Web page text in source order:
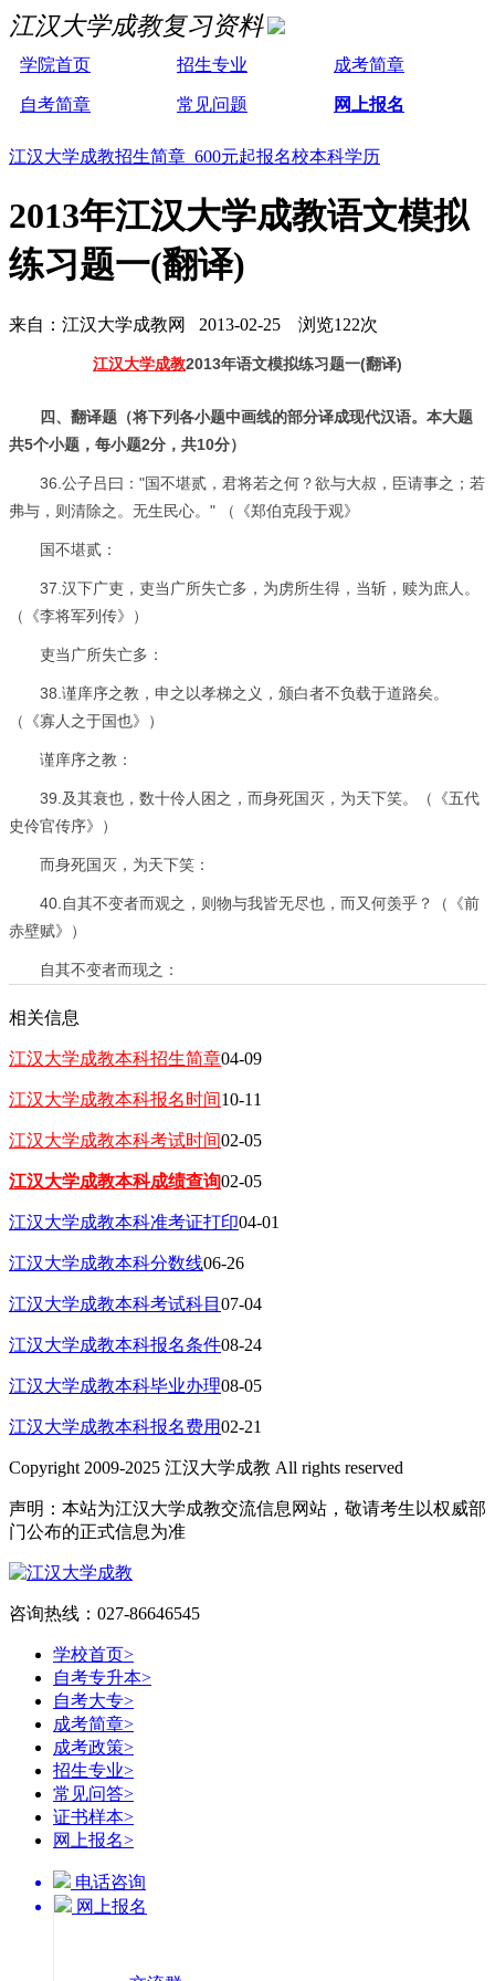
江汉大学成教复习资料
学院首页 招生专业 成考简章
自考简章 常见问题 网上报名
江汉大学成教招生简章 600元起报名校本科学历
2013年江汉大学成教语文模拟
练习题一(翻译)
来自：江汉大学成教网 2013-02-25 浏览122次
江汉大学成教2013年语文模拟练习题一(翻译)
四、翻译题（将下列各小题中画线的部分译成现代汉语。本大题
共5个小题，每小题2分，共10分）
36.公子吕曰："国不堪贰，君将若之何？欲与大叔，臣请事之；若
弗与，则清除之。无生民心。" （《郑伯克段于观》
国不堪贰：
37.汉下广吏，吏当广所失亡多，为虏所生得，当斩，赎为庶人。
（《李将军列传》）
吏当广所失亡多：
38.谨庠序之教，申之以孝梯之义，颁白者不负载于道路矣。
（《寡人之于国也》）
谨庠序之教：
39.及其衰也，数十伶人困之，而身死国灭，为天下笑。（《五代
史伶官传序》）
而身死国灭，为天下笑：
40.自其不变者而观之，则物与我皆无尽也，而又何羡乎？（《前
赤壁赋》）
自其不变者而现之：
相关信息
江汉大学成教本科招生简章04-09
江汉大学成教本科报名时间10-11
江汉大学成教本科考试时间02-05
江汉大学成教本科成绩查询02-05
江汉大学成教本科准考证打印04-01
江汉大学成教本科分数线06-26
江汉大学成教本科考试科目 07-04
江汉大学成教本科报名条件08-24
江汉大学成教本科毕业办理08-05
江汉大学成教本科报名费用02-21
Copyright 2009-2025 江汉大学成教 All rights reserved
声明：本站为江汉大学成教交流信息网站，敬请考生以权威部
门公布的正式信息为准
咨询热线：027-86646545
学校首页>
自考专升本>
自考大专>
成考简章>
成考政策>
招生专业>
常见问答>
证书样本>
网上报名>
电话咨询
网上报名